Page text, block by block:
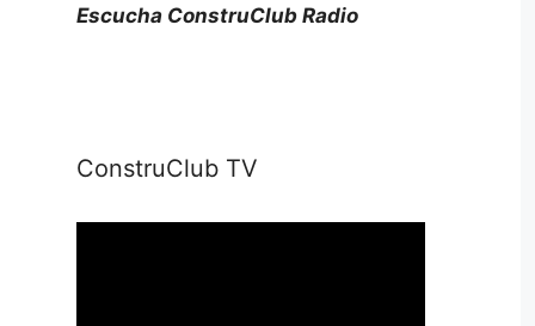
Escucha ConstruClub Radio
ConstruClub TV